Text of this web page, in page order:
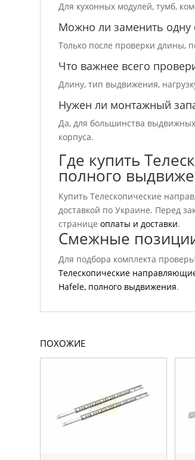
Для кухонных модулей, тумб,
Можно ли заменить одну
Только после проверки длины,
Что важнее всего
Длину, тип выдвижения,
Нужен ли монтажный
Да, для большинства
корпуса.
Где купить
полного
Купить Телескопические
доставкой по Украине. Перед
страницеоплаты и доставки.
Смежные
Для подбора комплекта
Телескопические
Hafele, полного выдвижения.
ПОХОЖИЕ